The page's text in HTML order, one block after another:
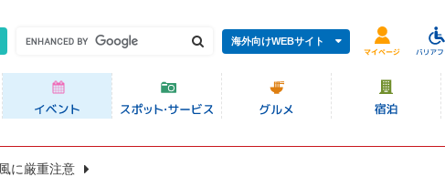
海外向けWEBサイト
に厳重注意